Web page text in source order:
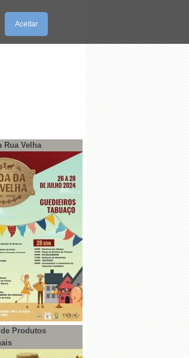
Aceitar
Rua Velha
Produtos